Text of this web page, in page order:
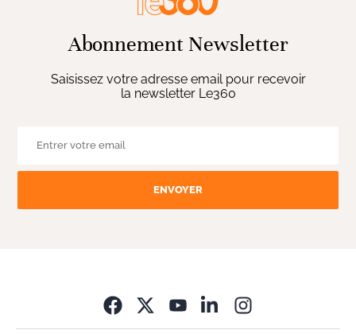
Abonnement Newsletter
Saisissez votre adresse email pour recevoir
la newsletter Le360
ENVOYER